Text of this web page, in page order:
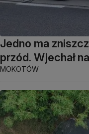
Jedno ma
przód. Wjechał
MOKOTÓW